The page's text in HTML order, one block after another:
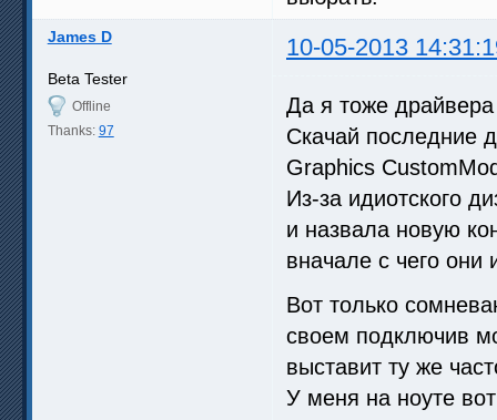
James D 10-05-2013
Beta Tester
Offline
Thanks: 97
Да я тоже
Скачай последние
Graphics
Из-за идиотского
и назвала новую
вначале с чего они
Вот только
своем подключив
выставит ту же
У меня на ноуте